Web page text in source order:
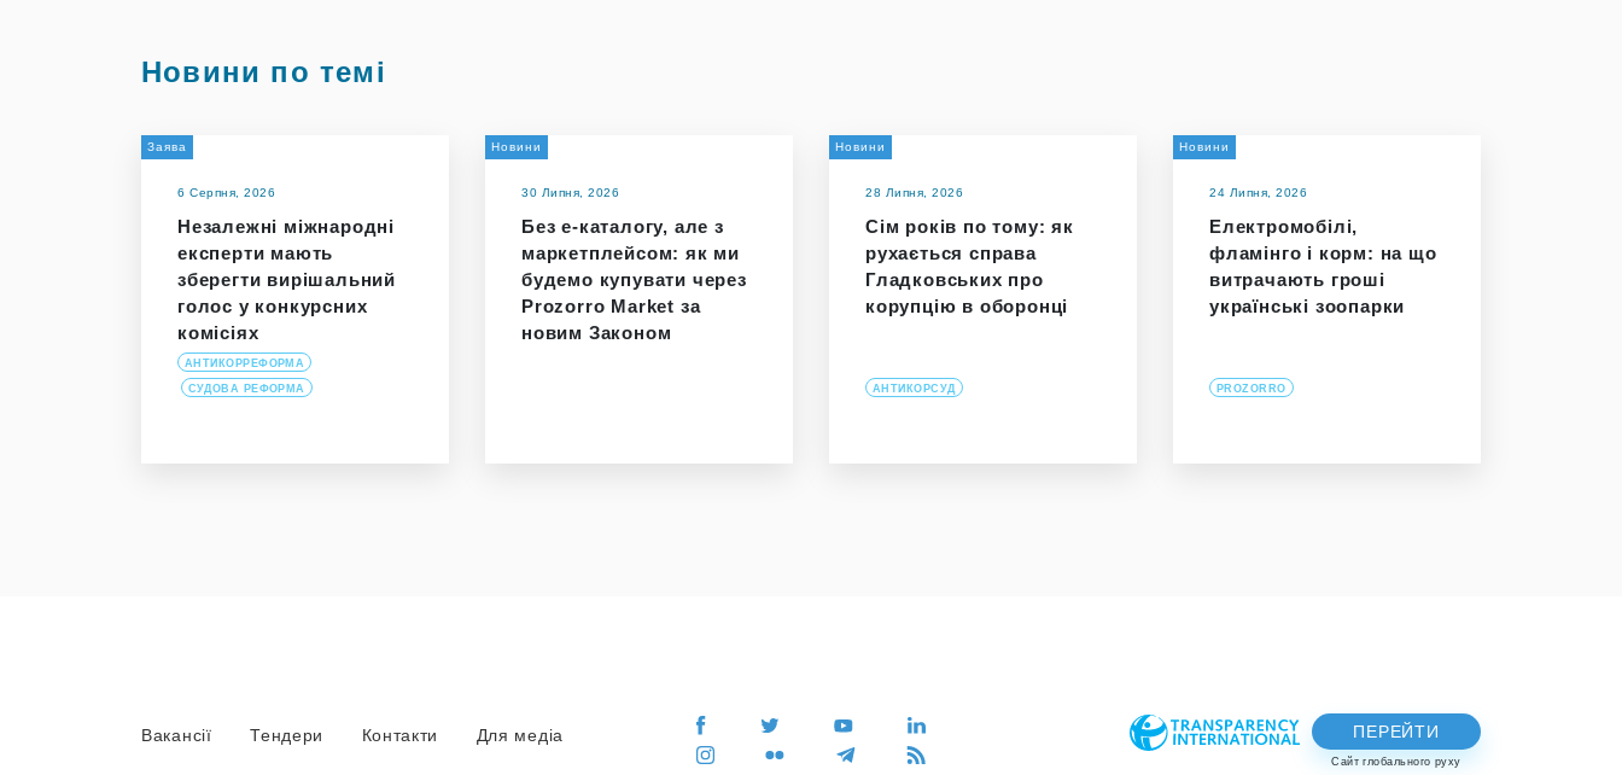
Новини по темі
Заява
6 Серпня, 2026
Незалежні міжнародні
експерти мають
зберегти вирішальний
голос у конкурсних
комісіях
АНТИКОРРЕФОРМА
СУДОВА РЕФОРМА
Новини
30 Липня, 2026
Без е-каталогу, але з
маркетплейсом: як ми
будемо купувати через
Prozorro Market за
новим Законом
Новини
28 Липня, 2026
Сім років по тому: як
рухається справа
Гладковських про
корупцію в оборонці
АНТИКОРСУД
Новини
24 Липня, 2026
Електромобілі,
фламінго і корм: на що
витрачають гроші
українські зоопарки
PROZORRO
Вакансії Тендери Контакти Для медіа ПЕРЕЙТИ
Сайт глобального руху